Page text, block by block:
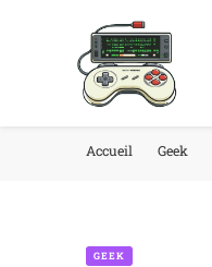
Accueil Geek
GEEK